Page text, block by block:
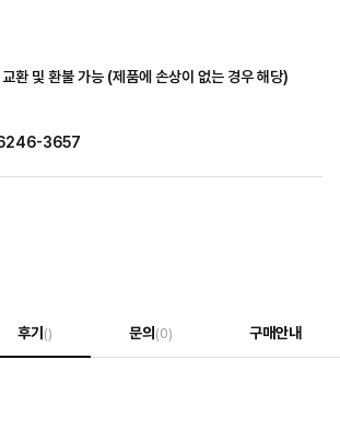
환 및 환불 가능 (제품에 손상이 없는 경우 해당)
6246-3657
후기() 문의(0) 구매안내